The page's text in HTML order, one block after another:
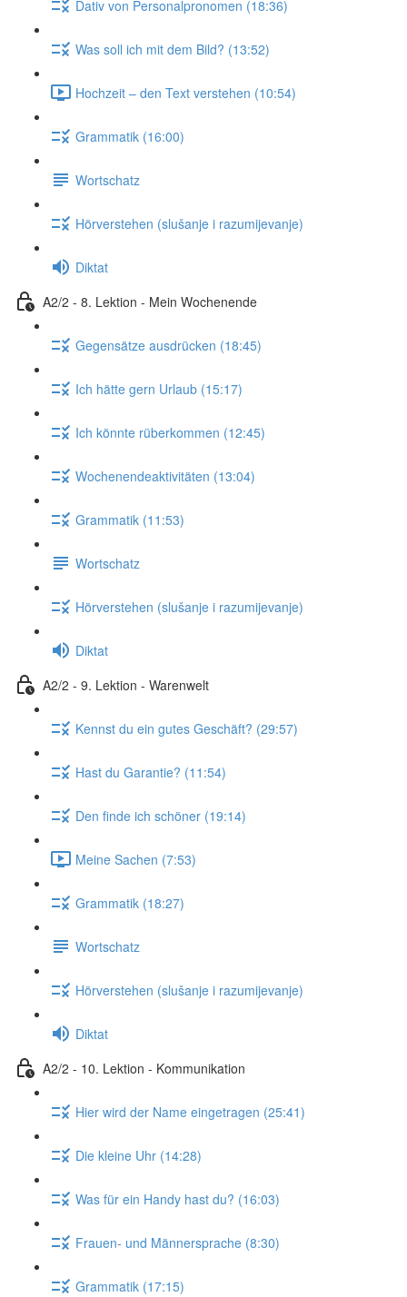
Dativ von Personalpronomen (18:36)
Was soll ich mit dem Bild? (13:52)
Hochzeit – den Text verstehen (10:54)
Grammatik (16:00)
Wortschatz
Hörverstehen (slušanje i razumijevanje)
Diktat
A2/2 - 8. Lektion - Mein Wochenende
Gegensätze ausdrücken (18:45)
Ich hätte gern Urlaub (15:17)
Ich könnte rüberkommen (12:45)
Wochenendeaktivitäten (13:04)
Grammatik (11:53)
Wortschatz
Hörverstehen (slušanje i razumijevanje)
Diktat
A2/2 - 9. Lektion - Warenwelt
Kennst du ein gutes Geschäft? (29:57)
Hast du Garantie? (11:54)
Den finde ich schöner (19:14)
Meine Sachen (7:53)
Grammatik (18:27)
Wortschatz
Hörverstehen (slušanje i razumijevanje)
Diktat
A2/2 - 10. Lektion - Kommunikation
Hier wird der Name eingetragen (25:41)
Die kleine Uhr (14:28)
Was für ein Handy hast du? (16:03)
Frauen- und Männersprache (8:30)
Grammatik (17:15)